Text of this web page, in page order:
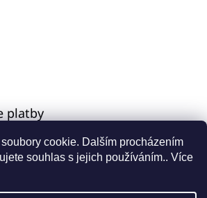
cookie. Dalším procházením
souhlas s jejich používáním.. Více
platby